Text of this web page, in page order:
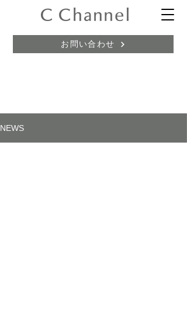
お問い合わせ
NEWS